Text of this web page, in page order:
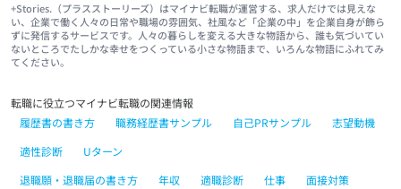
+Stories.（プラスストーリーズ）はマイナビ転職が運営する、求人だけでは見えな
い、企業で働く人々の日常や職場の雰囲気、社風など「企業の中」を企業自身が飾ら
ずに発信するサービスです。人々の暮らしを変える大きな物語から、誰も気づいてい
ないところでたしかな幸せをつくっている小さな物語まで、いろんな物語にふれてみ
てください。
転職に役立つマイナビ転職の関連情報
履歴書の書き方
職務経歴書サンプル 自己PRサンプル
志望動機
適性診断
Uターン
退職願・退職届の書き方
年収 適職診断 仕事
面接対策